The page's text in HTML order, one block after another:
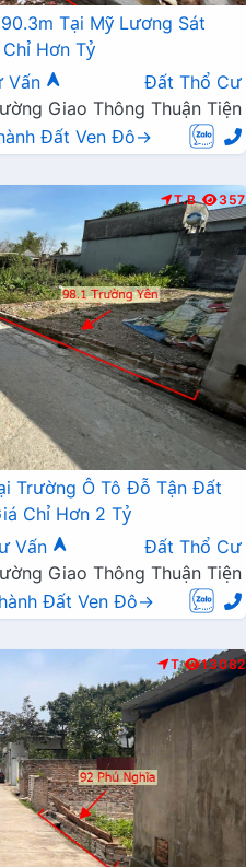
Tại Mỹ Lương Sát
Hơn Tỷ
Vấn
Đất Thổ Cư
Giao Thông Thuận Tiện
Đất Ven Đô→
T.B 357
Trường Ô Tô Đỗ Tận Đất
Chỉ Hơn 2 Tỷ
Vấn
Đất Thổ Cư
Giao Thông Thuận Tiện
Đất Ven Đô→
T 13082